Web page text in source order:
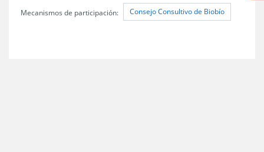
Mecanismos de participación: Consejo Consultivo de Biobío